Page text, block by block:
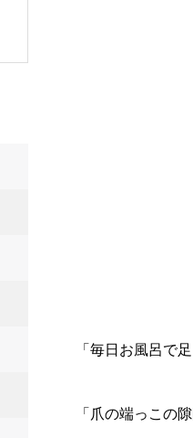
「毎日お風呂で
「爪の端っこの